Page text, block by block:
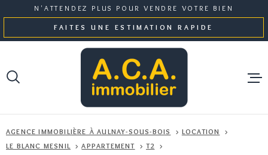
à
la
au
menu
au
contenu
N'ATTENDEZ PLUS POUR VENDRE VOTRE BIEN
FAITES UNE ESTIMATION RAPIDE
AGENCE IMMOBILIÈRE À AULNAY-SOUS-BOIS
LOCATION
LE BLANC MESNIL
APPARTEMENT
T2